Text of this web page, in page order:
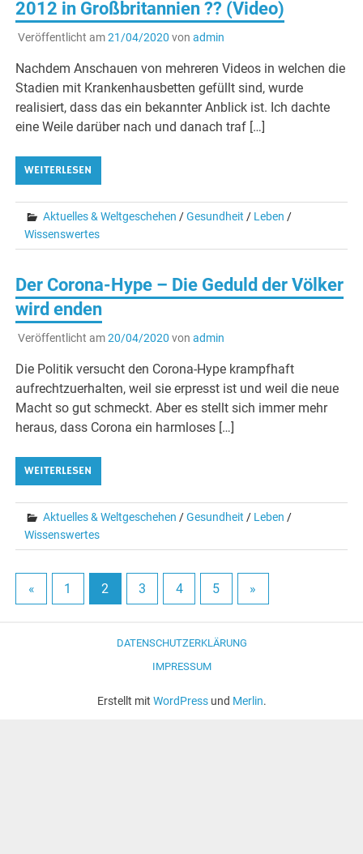
2012 in Großbritannien ?? (Video)
Veröffentlicht am21/04/2020 von admin
Nachdem Anschauen von mehreren Videos in welchen die
Stadien mit Krankenhausbetten gefüllt sind, wurde
realisiert, dass das ein bekannter Anblick ist. Ich dachte
eine Weile darüber nach und danach traf […]
WEITERLESEN
Aktuelles & Weltgeschehen /Gesundheit / Leben /
Wissenswertes
Der Corona-Hype – Die Geduld der Völker
wird enden
Veröffentlicht am20/04/2020 von admin
Die Politik versucht den Corona-Hype krampfhaft
aufrechtzuerhalten, weil sie erpresst ist und weil die neue
Macht so gut schmeckt. Aber es stellt sich immer mehr
heraus, dass Corona ein harmloses […]
WEITERLESEN
Aktuelles & Weltgeschehen /Gesundheit / Leben /
Wissenswertes
« 1 2 3 4 5 »
DATENSCHUTZERKLÄRUNG
IMPRESSUM
Erstellt mit WordPressund Merlin.